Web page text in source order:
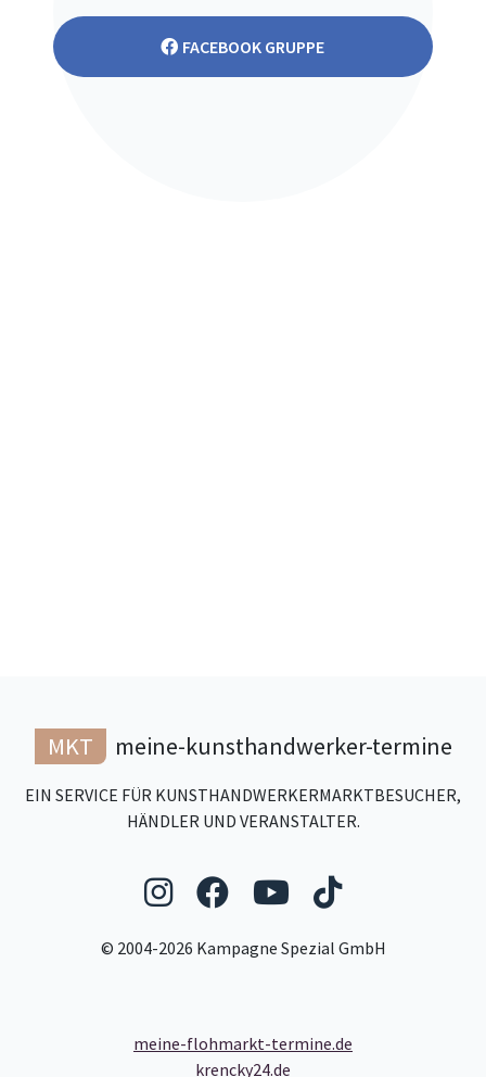
FACEBOOK GRUPPE
MKT meine-kunsthandwerker-termine
EIN SERVICE FÜR KUNSTHANDWERKERMARKTBESUCHER,
HÄNDLER UND VERANSTALTER.
Folgen Sie uns auf
Folgen Sie uns auf
Folgen Sie
Folgen
© 2004-2026 Kampagne Spezial GmbH
meine-flohmarkt-termine.de
krencky24.de